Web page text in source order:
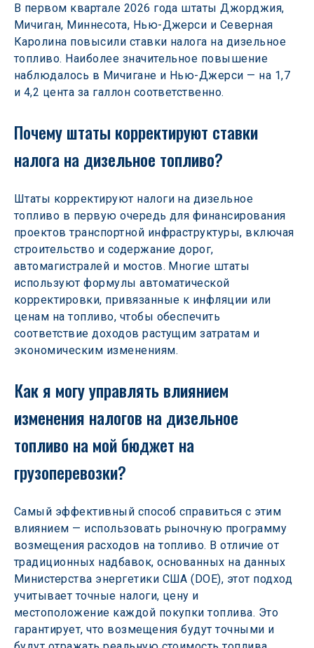
В первом квартале 2026 года штаты Джорджия,
Мичиган, Миннесота, Нью-Джерси и Северная
Каролина повысили ставки налога на дизельное
топливо. Наиболее значительное повышение
наблюдалось в Мичигане и Нью-Джерси — на 1,7
и 4,2 цента за галлон соответственно.
Почему штаты корректируют ставки
налога на дизельное топливо?
Штаты корректируют налоги на дизельное
топливо в первую очередь для финансирования
проектов транспортной инфраструктуры, включая
строительство и содержание дорог,
автомагистралей и мостов. Многие штаты
используют формулы автоматической
корректировки, привязанные к инфляции или
ценам на топливо, чтобы обеспечить
соответствие доходов растущим затратам и
экономическим изменениям.
Как я могу управлять влиянием
изменения налогов на дизельное
топливо на мой бюджет на
грузоперевозки?
Самый эффективный способ справиться с этим
влиянием — использовать рыночную программу
возмещения расходов на топливо. В отличие от
традиционных надбавок, основанных на данных
Министерства энергетики США (DOE), этот подход
учитывает точные налоги, цену и
местоположение каждой покупки топлива. Это
гарантирует, что возмещения будут точными и